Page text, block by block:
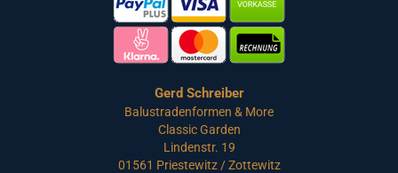
Gerd Schreiber
Balustradenformen & More
Classic Garden
Lindenstr. 19
01561 Priestewitz / Zottewitz